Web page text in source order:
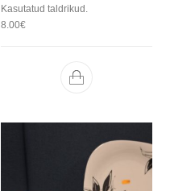
Kasutatud taldrikud.
8.00€